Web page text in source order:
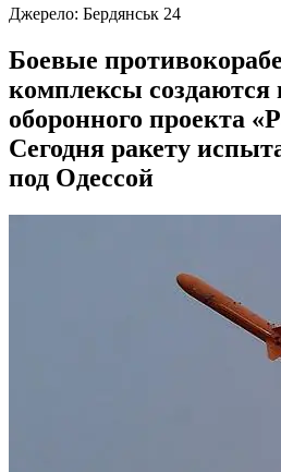
Джерело: Бердянськ 24
Боевые
комплексы создаются
оборонного проекта
Сегодня ракету
под Одессой